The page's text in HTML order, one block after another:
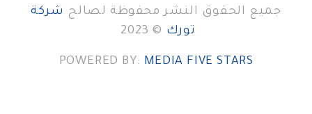
جميع الحقوق النشر محفوظة لصالح شركة
تورك © 2023
POWERED BY: MEDIA FIVE STARS